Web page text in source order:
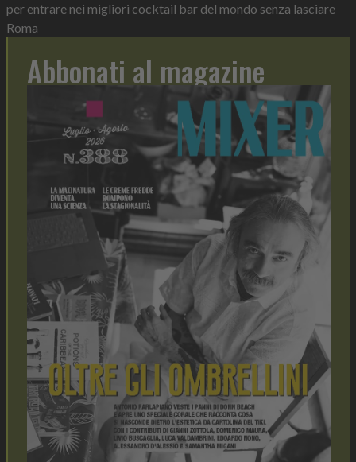
per entrare nei migliori cocktail bar del mondo senza lasciare
Roma
Abbonati al magazine